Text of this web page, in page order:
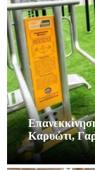
Καρυώτι,